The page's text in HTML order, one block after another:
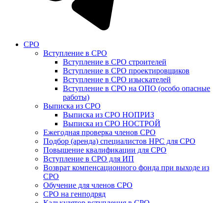
СРО
Вступление в СРО
Вступление в СРО строителей
Вступление в СРО проектировщиков
Вступление в СРО изыскателей
Вступление в СРО на ОПО (особо опасные
работы)
Выписка из СРО
Выписка из СРО НОПРИЗ
Выписка из СРО НОСТРОЙ
Ежегодная проверка членов СРО
Подбор (аренда) специалистов НРС для СРО
Повышение квалификации для СРО
Вступление в СРО для ИП
Возврат компенсационного фонда при выходе из
СРО
Обучение для членов СРО
СРО на генподряд